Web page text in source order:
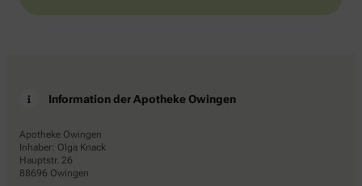
Information der Apotheke Owingen
Apotheke Owingen
Inhaber: Olga Knack
Hauptstr. 26
88696 Owingen